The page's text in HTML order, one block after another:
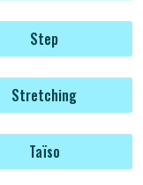
Step
Stretching
Taïso